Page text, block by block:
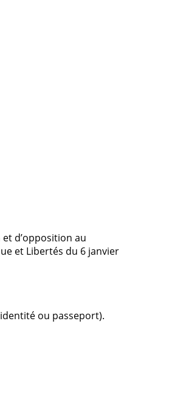
d’opposition au
et Libertés du 6 janvier
ou passeport).